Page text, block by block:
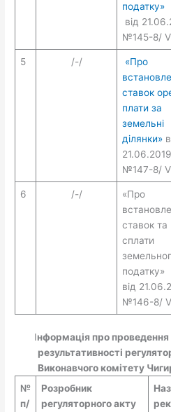
податку»
від
№145-8/
5 /-/
«Про
ставок
плати за
земельні
ділянки»
21.06.2019
№147-8/
6 /-/
«Про
ставок та
сплати
податку»
від
№146-8/
Інформація про проведення
результативності
Виконавчого комітету
№
п/
Розробник
регуляторного акту